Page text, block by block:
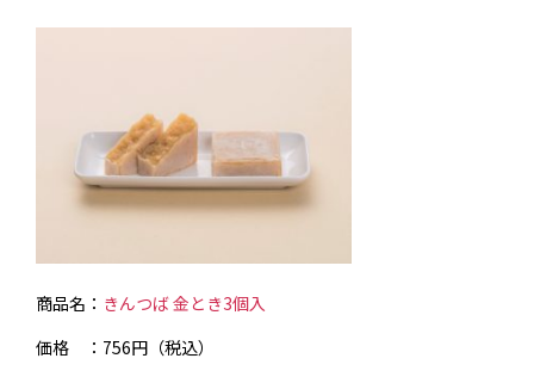
商品名： きんつば 金とき3個入
価格 ：756円（税込）